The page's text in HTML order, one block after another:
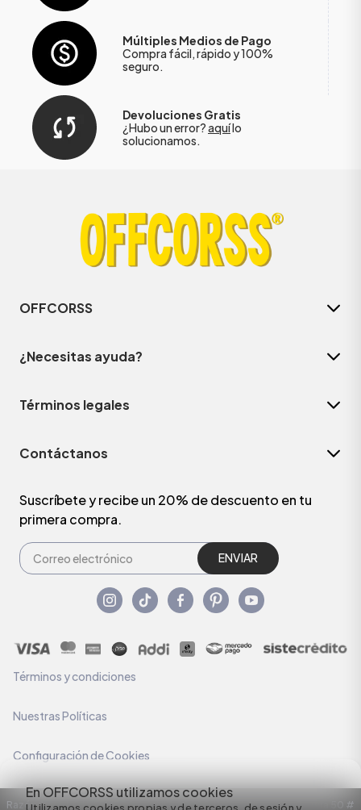
En OFFCORSS utilizamos cookies
Múltiples Medios de Pago
Compra fácil, rápido y 100%
seguro.
Devoluciones Gratis
¿Hubo un error?aquílo
solucionamos.
OFFCORSS
¿Necesitas ayuda?
Términos legales
Contáctanos
Suscríbete y recibe un 20% de descuento en tu
primera compra.
ENVIAR
Términos y condiciones
Nuestras Políticas
Configuración de Cookies
Razón Social: C.I HERMECO S.A. NIT: 890924167-6 Dirección: Carrera 50 #